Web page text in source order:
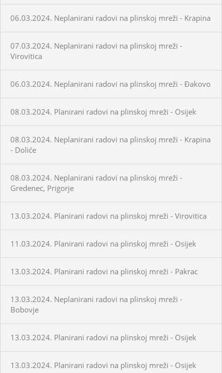
06.03.2024. Neplanirani radovi na plinskoj mreži - Krapina
07.03.2024. Neplanirani radovi na plinskoj mreži -
Virovitica
06.03.2024. Neplanirani radovi na plinskoj mreži - Đakovo
08.03.2024. Planirani radovi na plinskoj mreži - Osijek
08.03.2024. Neplanirani radovi na plinskoj mreži - Krapina
- Doliće
08.03.2024. Neplanirani radovi na plinskoj mreži -
Gredenec, Prigorje
13.03.2024. Planirani radovi na plinskoj mreži - Virovitica
11.03.2024. Planirani radovi na plinskoj mreži - Osijek
13.03.2024. Planirani radovi na plinskoj mreži - Pakrac
13.03.2024. Neplanirani radovi na plinskoj mreži -
Bobovje
13.03.2024. Planirani radovi na plinskoj mreži - Osijek
13.03.2024. Planirani radovi na plinskoj mreži - Osijek